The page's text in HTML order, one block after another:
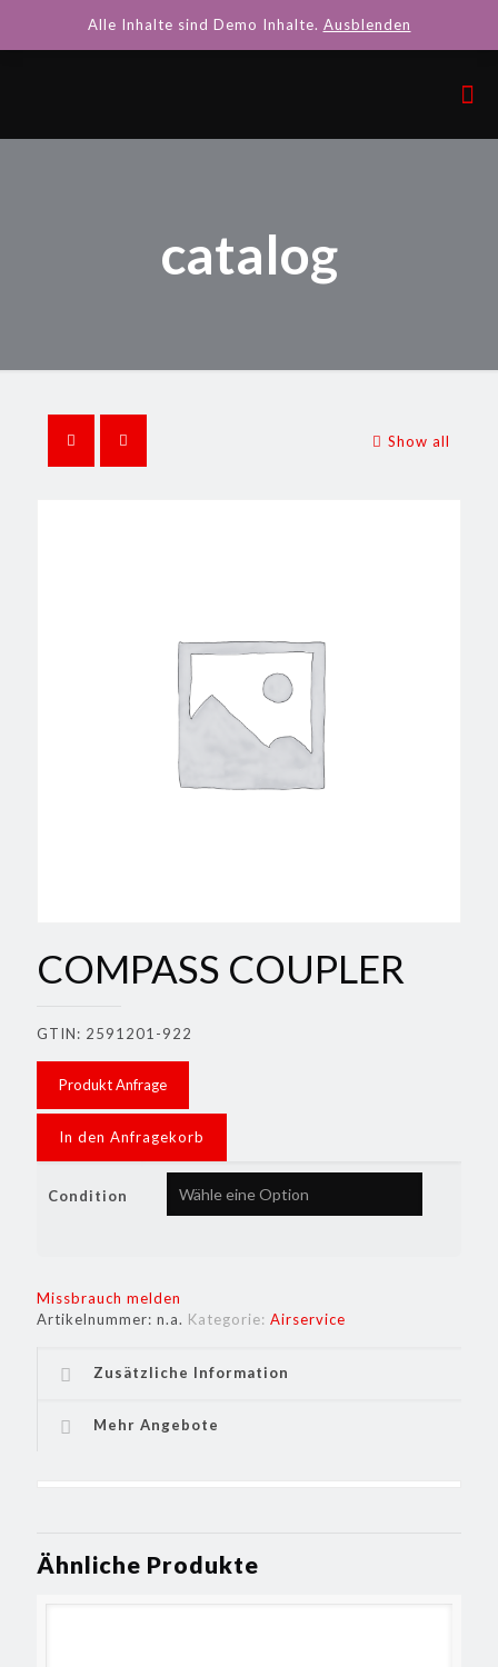
catalog
Show all
COMPASS COUPLER
GTIN: 2591201-922
Produkt Anfrage
In den Anfragekorb
Condition
Missbrauch melden
Artikelnummer: n.a. Kategorie: Airservice
Zusätzliche Information
Mehr Angebote
Ähnliche Produkte
Alle Inhalte sind Demo Inhalte. Ausblenden